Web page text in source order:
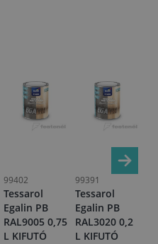
99402
Tessarol
Egalin PB
RAL9005 0,75
L KIFUTÓ
99391
Tessarol
Egalin PB
RAL3020 0,2
L KIFUTÓ